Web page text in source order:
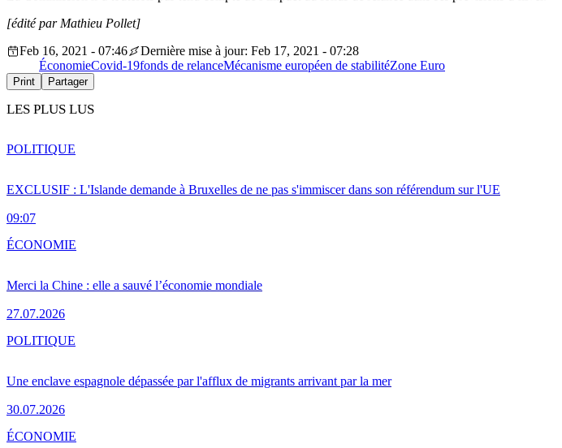
[édité par Mathieu Pollet]
Feb 16, 2021 - 07:46
Dernière mise à jour: Feb 17, 2021 - 07:28
ÉconomieCovid-19fonds de relanceMécanisme européen de stabilitéZone Euro
Print Partager
LES PLUS LUS
EXCLUSIF : L'Islande demande à Bruxelles de ne pas s'immiscer dans son référendum sur l'UE
09:07
POLITIQUE
Merci la Chine : elle a sauvé l’économie mondiale
27.07.2026
ÉCONOMIE
Une enclave espagnole dépassée par l'afflux de migrants arrivant par la mer
30.07.2026
POLITIQUE
ÉCONOMIE